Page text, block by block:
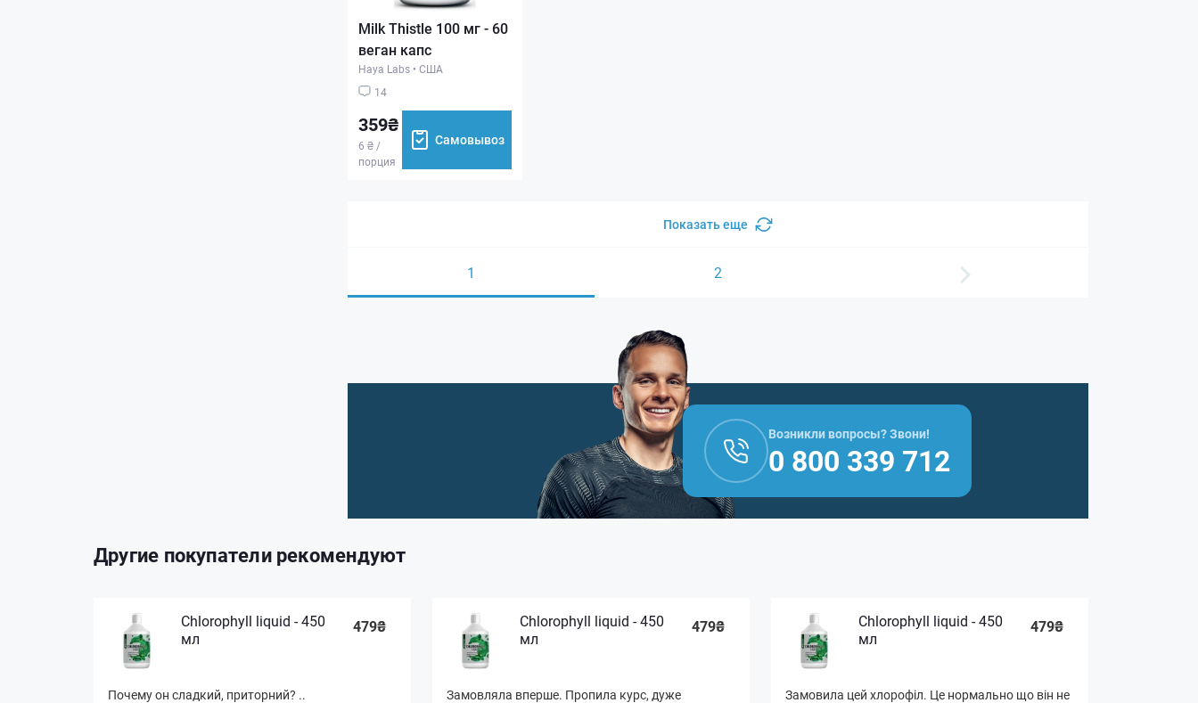
Milk Thistle 100 мг - 60
веган капс
Haya Labs • США
14
359₴
6 ₴ /
порция
Самовывоз
Показать еще
1 2
Возникли вопросы? Звони!
0 800 339 712
Другие покупатели рекомендуют
Chlorophyll liquid - 450
мл
479₴
Почему он сладкий, приторний? ..
Chlorophyll liquid - 450
мл
479₴
Замовляла вперше. Пропила курс, дуже
Chlorophyll liquid - 450
мл
479₴
Замовила цей хлорофіл. Це нормально що він не